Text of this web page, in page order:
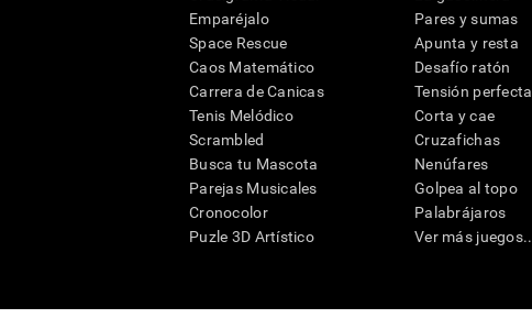
Emparéjalo
Space Rescue
Caos Matemático
Carrera de Canicas
Tenis Melódico
Scrambled
Busca tu Mascota
Parejas Musicales
Cronocolor
Puzle 3D Artístico
Pares y sumas
Apunta y resta
Desafío ratón
Tensión perfecta
Corta y cae
Cruzafichas
Nenúfares
Golpea al topo
Palabrájaros
Ver más